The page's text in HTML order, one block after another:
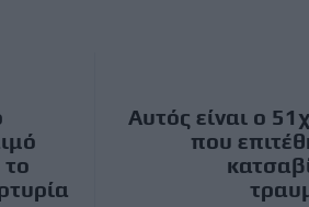
Αυτός είναι ο
που